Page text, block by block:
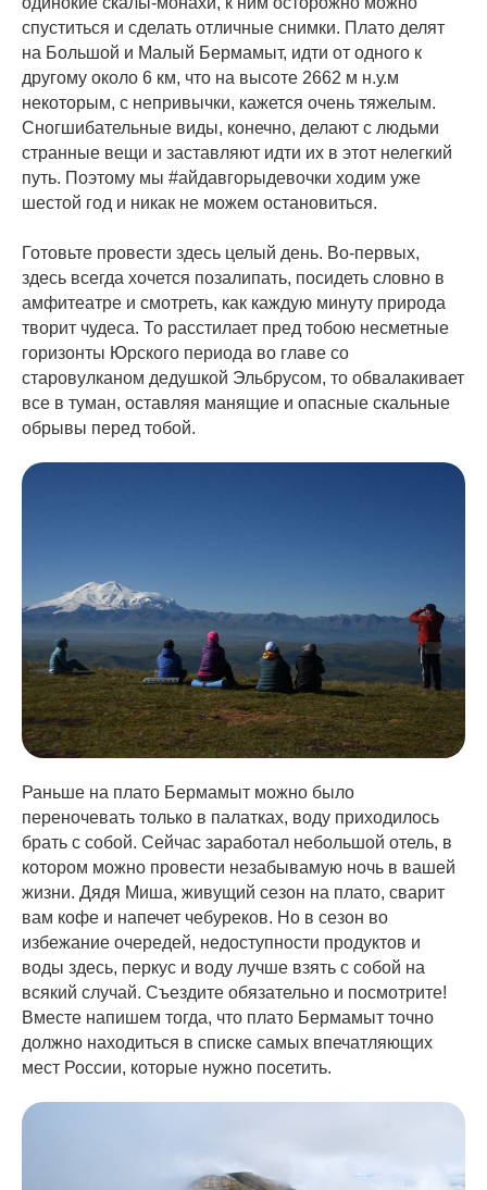
спуститься и сделать отличные снимки. Плато делят
на Большой и Малый Бермамыт, идти от одного к
другому около 6 км, что на высоте 2662 м н.у.м
некоторым, с непривычки, кажется очень тяжелым.
Сногшибательные виды, конечно, делают с людьми
странные вещи и заставляют идти их в этот нелегкий
путь. Поэтому мы #айдавгорыдевочки ходим уже
шестой год и никак не можем остановиться.
Готовьте провести здесь целый день. Во-первых,
здесь всегда хочется позалипать, посидеть словно в
амфитеатре и смотреть, как каждую минуту природа
творит чудеса. То расстилает пред тобою несметные
горизонты Юрского периода во главе со
старовулканом дедушкой Эльбрусом, то обвалакивает
все в туман, оставляя манящие и опасные скальные
обрывы перед тобой.
Раньше на плато Бермамыт можно было
переночевать только в палатках, воду приходилось
брать с собой. Сейчас заработал небольшой отель, в
котором можно провести незабывамую ночь в вашей
жизни. Дядя Миша, живущий сезон на плато, сварит
вам кофе и напечет чебуреков. Но в сезон во
избежание очередей, недоступности продуктов и
воды здесь, перкус и воду лучше взять с собой на
всякий случай. Съездите обязательно и посмотрите!
Вместе напишем тогда, что плато Бермамыт точно
должно находиться в списке самых впечатляющих
мест России, которые нужно посетить.